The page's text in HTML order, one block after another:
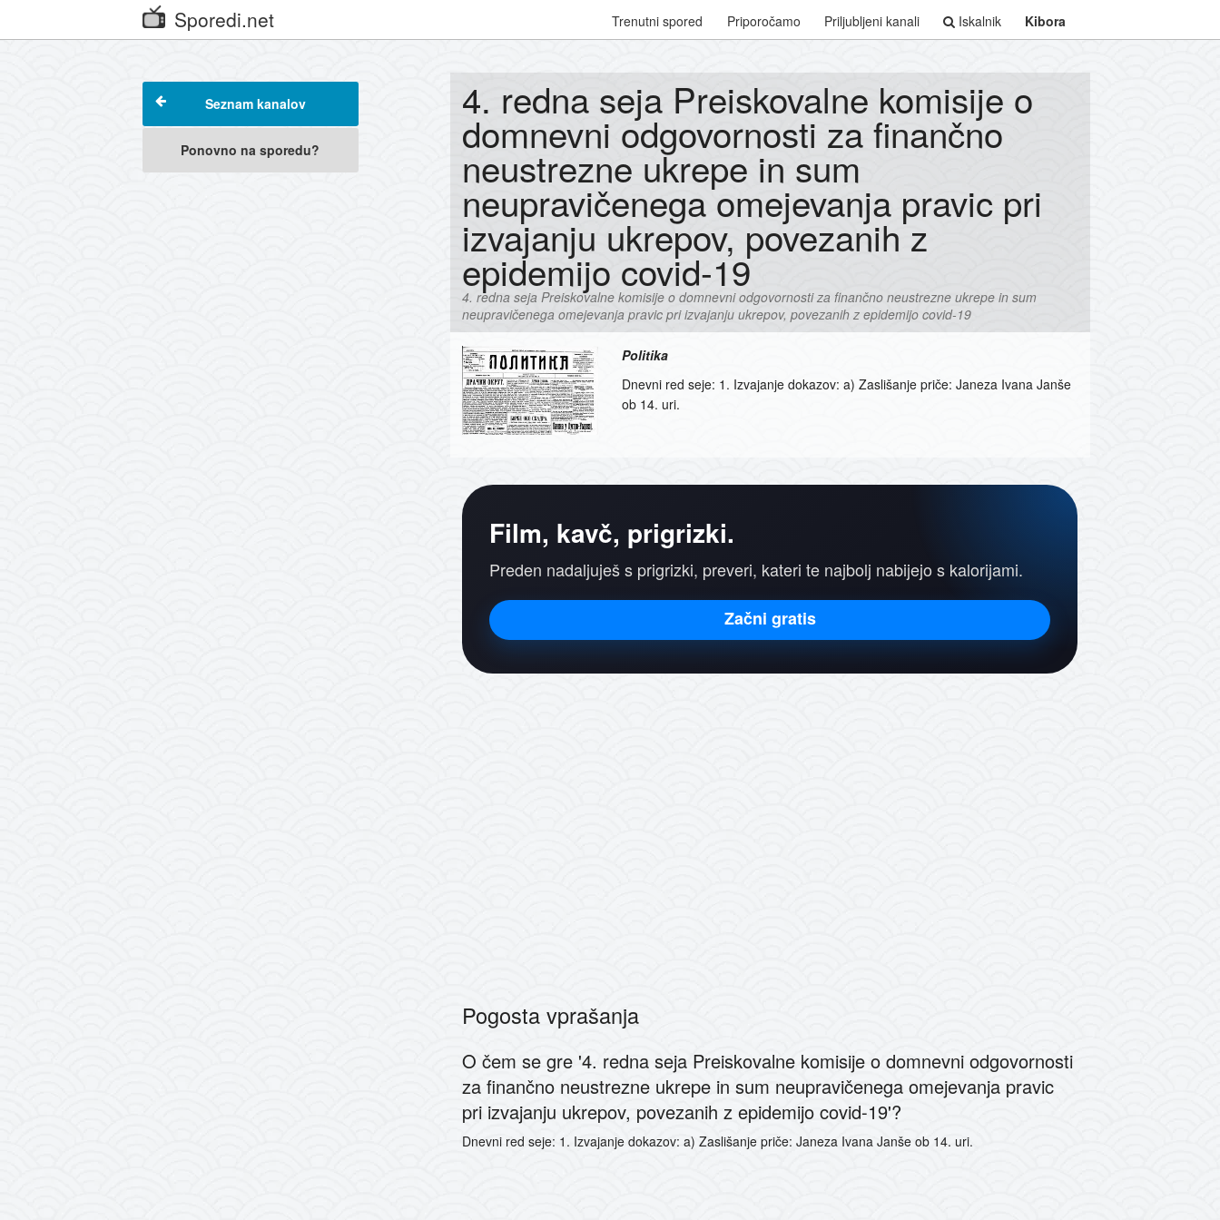
Sporedi.net Trenutni spored Priporočamo Priljubljeni kanali Iskalnik Kibora
Seznam kanalov
Ponovno na sporedu?
4. redna seja Preiskovalne komisije o
domnevni odgovornosti za finančno
neustrezne ukrepe in sum
neupravičenega omejevanja pravic pri
izvajanju ukrepov, povezanih z
epidemijo covid-19
4. redna seja Preiskovalne komisije o domnevni odgovornosti za finančno neustrezne ukrepe in sum
neupravičenega omejevanja pravic pri izvajanju ukrepov, povezanih z epidemijo covid-19
Politika
Dnevni red seje: 1. Izvajanje dokazov: a) Zaslišanje priče: Janeza Ivana Janše
ob 14. uri.
Film, kavč, prigrizki.
Preden nadaljuješ s prigrizki, preveri, kateri te najbolj nabijejo s kalorijami.
Začni gratis
Pogosta vprašanja
O čem se gre '4. redna seja Preiskovalne komisije o domnevni odgovornosti
za finančno neustrezne ukrepe in sum neupravičenega omejevanja pravic
pri izvajanju ukrepov, povezanih z epidemijo covid-19'?
Dnevni red seje: 1. Izvajanje dokazov: a) Zaslišanje priče: Janeza Ivana Janše ob 14. uri.